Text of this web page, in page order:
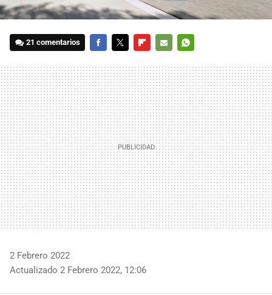
21 comentarios
MAIL
2 Febrero 2022
Actualizado 2 Febrero 2022, 12:06